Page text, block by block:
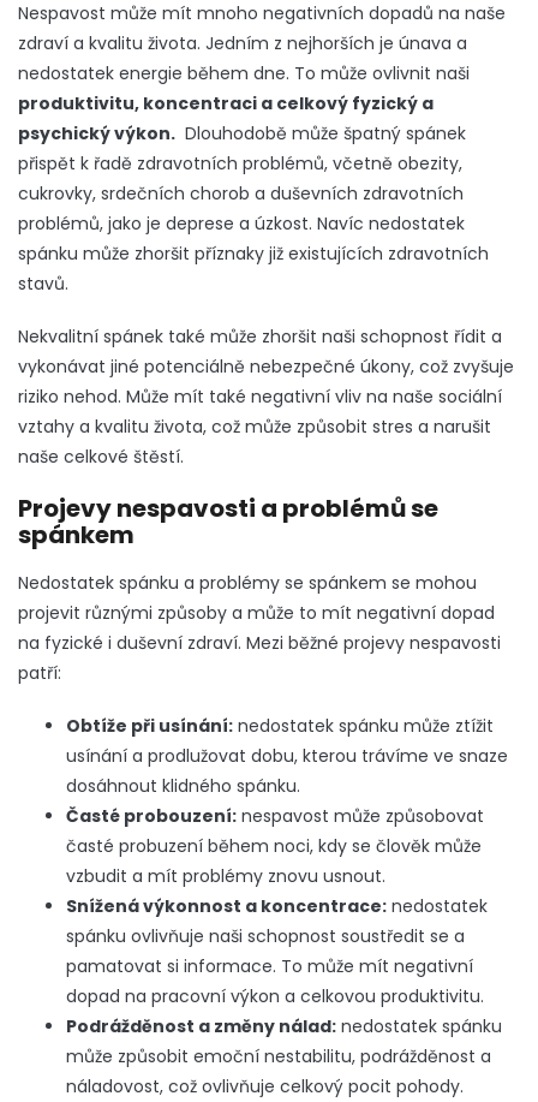
Nespavost může mít mnoho negativních dopadů na naše
zdraví a kvalitu života. Jedním z nejhorších je únava a
nedostatek energie během dne. To může ovlivnit naši
produktivitu, koncentraci a celkový fyzický a
psychický výkon. Dlouhodobě může špatný spánek
přispět k řadě zdravotních problémů, včetně obezity,
cukrovky, srdečních chorob a duševních zdravotních
problémů, jako je deprese a úzkost. Navíc nedostatek
spánku může zhoršit příznaky již existujících zdravotních
stavů.
Nekvalitní spánek také může zhoršit naši schopnost řídit a
vykonávat jiné potenciálně nebezpečné úkony, což zvyšuje
riziko nehod. Může mít také negativní vliv na naše sociální
vztahy a kvalitu života, což může způsobit stres a narušit
naše celkové štěstí.
Projevy nespavosti a problémů se
spánkem
Nedostatek spánku a problémy se spánkem se mohou
projevit různými způsoby a může to mít negativní dopad
na fyzické i duševní zdraví. Mezi běžné projevy nespavosti
patří:
Obtíže při usínání: nedostatek spánku může ztížit
usínání a prodlužovat dobu, kterou trávíme ve snaze
dosáhnout klidného spánku.
Časté probouzení: nespavost může způsobovat
časté probuzení během noci, kdy se člověk může
vzbudit a mít problémy znovu usnout.
Snížená výkonnost a koncentrace: nedostatek
spánku ovlivňuje naši schopnost soustředit se a
pamatovat si informace. To může mít negativní
dopad na pracovní výkon a celkovou produktivitu.
Podrážděnost a změny nálad: nedostatek spánku
může způsobit emoční nestabilitu, podrážděnost a
náladovost, což ovlivňuje celkový pocit pohody.